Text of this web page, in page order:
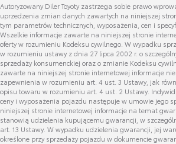
Wyświetl numer
filip.konieczny@toyocar.pl
Jakub Nowacki
Doradca ds. Sprzedaży
Autoryzowany Diler Toyoty zastrzega sobie prawo
uprzedzenia zmian danych zawartych na niniejszej
tym parametrów technicznych, wyposażenia, cen i
Wszelkie informacje zawarte na niniejszej stronie
oferty w rozumieniu Kodeksu cywilnego. W wypadku
w rozumieniu ustawy z dnia 27 lipca 2002 r. o
sprzedaży konsumenckiej oraz o zmianie Kodeksu
zawarte na niniejszej stronie internetowej informacje
zapewnienia w rozumieniu art. 4 ust. 3 Ustawy, jak
opisu towaru w rozumieniu art. 4 ust. 2 Ustawy.
ceny i wyposażenia pojazdu następuje w umowie jego
niniejszej stronie internetowej informacje na temat
stanowią udzielenia kupującemu gwarancji, w
art. 13 Ustawy. W wypadku udzielenia gwarancji, jej
określone przy sprzedaży pojazdu w dokumencie